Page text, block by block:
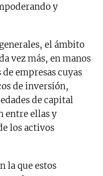
y
el ámbito
vez más, en manos
empresas cuyas
de inversión,
de capital
entre ellas y
los activos
la que estos